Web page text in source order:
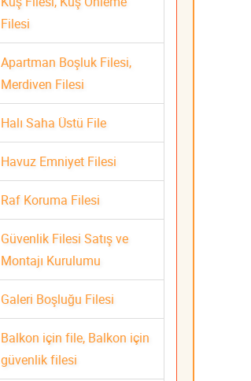
Filesi
Apartman Boşluk Filesi,
Merdiven Filesi
Halı Saha Üstü File
Havuz Emniyet Filesi
Raf Koruma Filesi
Güvenlik Filesi Satış ve
Montajı Kurulumu
Galeri Boşluğu Filesi
Balkon için file, Balkon için
güvenlik filesi